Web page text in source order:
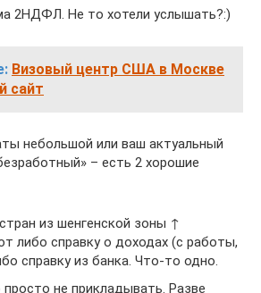
2НДФЛ. Не то хотели услышать?:)
Визовый центр США в Москве
сайт
небольшой или ваш актуальный
– есть 2 хорошие
из шенгенской зоны ↑
либо справку о доходах (с работы,
справку из банка. Что-то одно.
не прикладывать. Разве